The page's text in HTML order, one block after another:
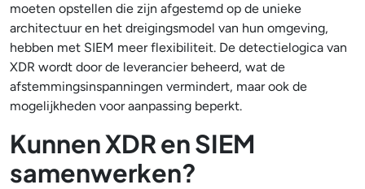
moeten opstellen die zijn afgestemd op de unieke
architectuur en het dreigingsmodel van hun omgeving,
hebben met SIEM meer flexibiliteit. De detectielogica van
XDR wordt door de leverancier beheerd, wat de
afstemmingsinspanningen vermindert, maar ook de
mogelijkheden voor aanpassing beperkt.
Kunnen XDR en SIEM
samenwerken?